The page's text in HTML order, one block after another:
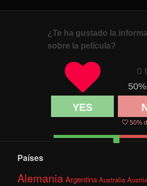
¿Te ha gustado la
sobre la película?
0
50
YES
50%
Países
AlemaniaArgentina Australia